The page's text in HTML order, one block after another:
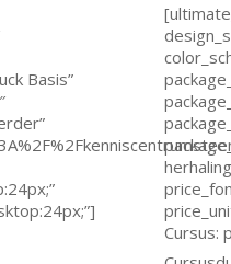
Basis”
Cursus: